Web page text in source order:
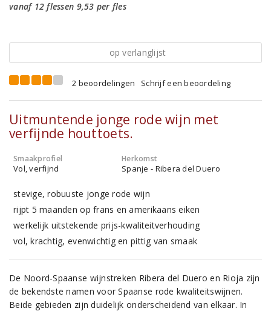
vanaf 12 flessen 9,53 per fles
op verlanglijst
2 beoordelingen Schrijf een beoordeling
Uitmuntende jonge rode wijn met
verfijnde houttoets.
Smaakprofiel
Vol, verfijnd
Herkomst
Spanje - Ribera del Duero
stevige, robuuste jonge rode wijn
rijpt 5 maanden op frans en amerikaans eiken
werkelijk uitstekende prijs-kwaliteitverhouding
vol, krachtig, evenwichtig en pittig van smaak
De Noord-Spaanse wijnstreken Ribera del Duero en Rioja zijn
de bekendste namen voor Spaanse rode kwaliteitswijnen.
Beide gebieden zijn duidelijk onderscheidend van elkaar. In